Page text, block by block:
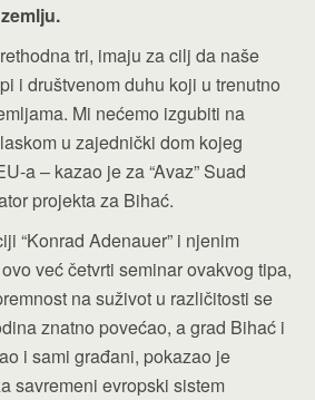
tri, imaju za cilj da naše
i društvenom duhu koji u trenutno
Mi nećemo izgubiti na
u zajednički dom kojeg
a – kazao je za “Avaz” Suad
projekta za Bihać.
“Konrad Adenauer” i njenim
već četvrti seminar ovakvog tipa,
na suživot u različitosti se
znatno povećao, a grad Bihać i
i sami građani, pokazao je
savremeni evropski sistem